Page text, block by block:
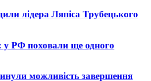
лідера Ляпіса Трубецького
у РФ поховали ще одного
можливість завершення